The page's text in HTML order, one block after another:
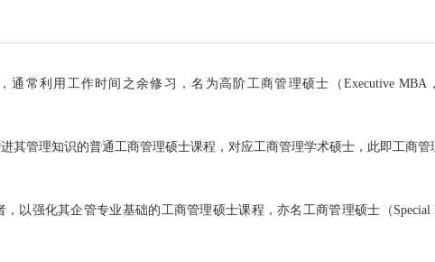
常利用工作时间之余修习，名为高阶工商管理硕士（Executive MBA
其管理知识的普通工商管理硕士课程，对应工商管理学术硕士，此即工商管
以强化其企管专业基础的工商管理硕士课程，亦名工商管理硕士（Special